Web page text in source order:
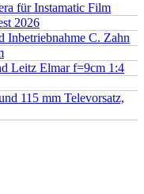
für Instamatic Film
2026
Inbetriebnahme C. Zahn
Leitz Elmar f=9cm 1:4
115 mm Televorsatz,